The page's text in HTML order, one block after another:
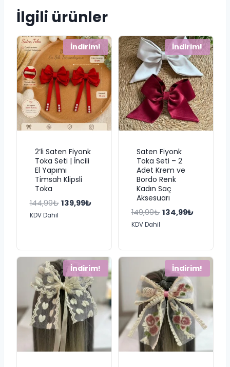
İlgili ürünler
İndirim!
2’li Saten Fiyonk
Toka Seti | İncili
El Yapımı
Timsah Klipsli
Toka
144,99₺ Orijinal
139,99₺Şu
KDV Dahil
İndirim!
Saten Fiyonk
Toka Seti – 2
Adet Krem ve
Bordo Renk
Kadın Saç
Aksesuarı
149,99₺ Orijinal
134,99₺Şu
KDV Dahil
İndirim! İndirim!